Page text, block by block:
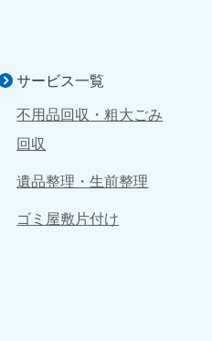
三重県
050-1881-5254
9:00〜19:00 年中無休
050-1881-5252
9:00〜19:00 年中無休
サービス一覧
不用品回収・粗大ごみ
回収
遺品整理・生前整理
ゴミ屋敷片付け